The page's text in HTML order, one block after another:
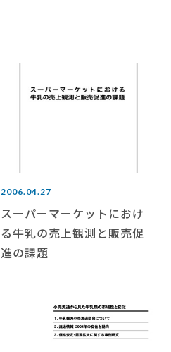
2006.04.27
スーパーマーケットにおけ
る牛乳の売上観測と販売促
進の課題